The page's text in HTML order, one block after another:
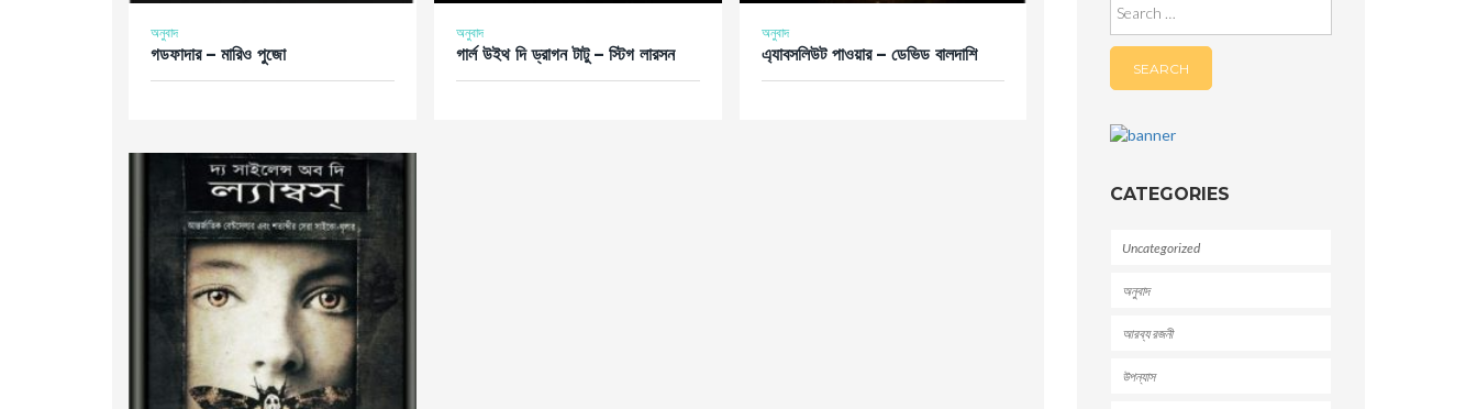
অনুবাদ
গডফাদার – মারিও পুজো
অনুবাদ
গার্ল উইথ দি ড্রাগন টাটু – স্টিগ লারসন
অনুবাদ
এ্যাবসলিউট পাওয়ার – ডেভিড বালদাশি
for:
CATEGORIES
Uncategorized
অনুবাদ
আরব্য রজনী
উপন্যাস